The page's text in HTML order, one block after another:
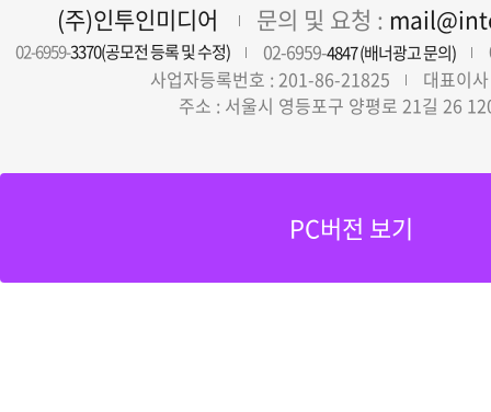
(주)인투인미디어 문의 및 요청 :
02-6959-3370(공모전 등록 및 수정) 02-6959-4847 (배너광고 문의)
사업자등록번호 : 201-86-21825
대표이
주소 : 서울시 영등포구 양평로 21길 26
PC버전 보기